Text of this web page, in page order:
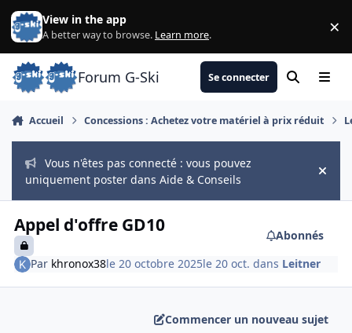
Aller au contenu
View in the app
A better way to browse. Learn more. ×
Forum G-Ski Se connecter Rechercher
Menu
Accueil Concessions : Achetez votre matériel à prix réduit
Vous n'êtes pas connecté : vous pouvez
uniquement poster dans Aide & Conseils
Hide
Appel d'offre GD10
Abonnés
Par khronox38le 20 octobre 2025le 20 oct. dans Leitner
Commencer un nouveau sujet